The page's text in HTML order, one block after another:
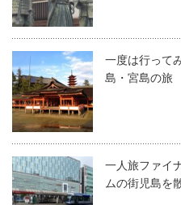
一度は行って
島・宮島の旅
一人旅ファイ
ムの街児島を